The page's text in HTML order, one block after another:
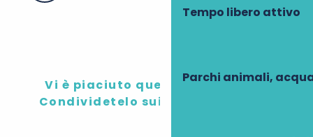
Tempo libero attivo
Parchi animali,
Vi è piaciuto questo contenuto?
Condividetelo sui social network!